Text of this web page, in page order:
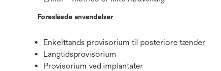
Foreslåede anvendelser
Enkelttands provisorium til posteriore tænder
Langtidsprovisorium
Provisorium ved implantater